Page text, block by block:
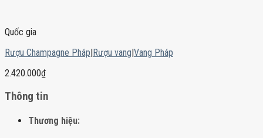
Quốc gia
Rượu Champagne Pháp|Rượu vang|Vang Pháp
2.420.000₫
Thông tin
Thương hiệu: